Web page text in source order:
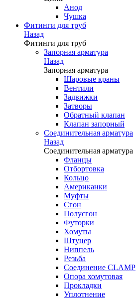
Анод
Чушка
Фитинги для труб
Назад
Фитинги для труб
Запорная арматура
Назад
Запорная арматура
Шаровые краны
Вентили
Задвижки
Затворы
Обратный клапан
Клапан запорный
Соединительная арматура
Назад
Соединительная арматура
Фланцы
Отбортовка
Кольцо
Американки
Муфты
Сгон
Полусгон
Футорки
Хомуты
Штуцер
Ниппель
Резьба
Соединение CLAMP
Опора хомутовая
Прокладки
Уплотнение